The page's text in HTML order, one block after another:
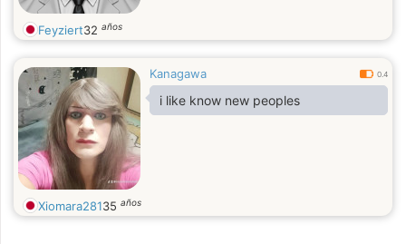
Feyziert32 años
Kanagawa 0.4
i like know new peoples
Xiomara28135 años